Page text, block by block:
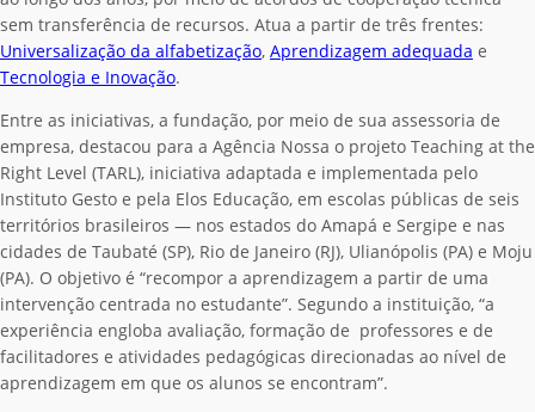
sem transferência de recursos. Atua a partir de três frentes:
Universalização da alfabetização, Aprendizagem adequada e
Tecnologia e Inovação.
Entre as iniciativas, a fundação, por meio de sua assessoria de
empresa, destacou para a Agência Nossa o projeto Teaching at the
Right Level (TARL), iniciativa adaptada e implementada pelo
Instituto Gesto e pela Elos Educação, em escolas públicas de seis
territórios brasileiros — nos estados do Amapá e Sergipe e nas
cidades de Taubaté (SP), Rio de Janeiro (RJ), Ulianópolis (PA) e Moju
(PA). O objetivo é “recompor a aprendizagem a partir de uma
intervenção centrada no estudante”. Segundo a instituição, “a
experiência engloba avaliação, formação de professores e de
facilitadores e atividades pedagógicas direcionadas ao nível de
aprendizagem em que os alunos se encontram”.